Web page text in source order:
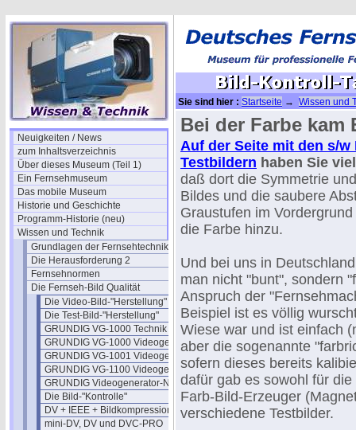
Neuigkeiten / News
zum Inhaltsverzeichnis
Über dieses Museum (Teil 1)
Ein Fernsehmuseum
Das mobile Museum
Historie und Geschichte
Programm-Historie (neu)
Wissen und Technik
Grundlagen der Fernsehtechnik
Die Herausforderung 2
Fernsehnormen
Die Fernseh-Bild Qualität
Die Video-Bild-"Herstellung"
Die Test-Bild-"Herstellung"
GRUNDIG VG-1000 Technik
GRUNDIG VG-1000 Videogenerator
GRUNDIG VG-1001 Videogenerator
GRUNDIG VG-1100 Videogenerator
GRUNDIG Videogenerator-Nachtrag
Die Bild-"Kontrolle"
DV + IEEE + Bildkompression 1997
mini-DV, DV und DVC-PRO
Sie sind hier : Startseite → Wissen und
Bei der Farbe
Auf der Seite mit den s/w
Testbildern haben Sie
daß dort die Symmetrie
Bildes und die saubere
Graustufen im
die Farbe hinzu.
Und bei uns in
man nicht "bunt", sondern
Anspruch der
Beispiel ist es völlig
Wiese war und ist einfach
aber die sogenannte
sofern dieses bereits
dafür gab es sowohl für
Farb-Bild-Erzeuger
verschiedene Testbilder.